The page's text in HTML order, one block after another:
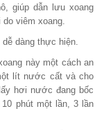
giúp dẫn lưu xoang
viêm xoang.
dàng thực hiện.
này một cách an
lít nước cất và cho
hơi nước đang bốc
phút một lần, 3 lần